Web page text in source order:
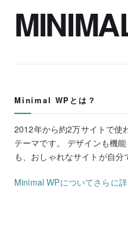
Minimal WPとは？
2012年から約2万サイトで使
テーマです。 デザインも機
も、おしゃれなサイトが自分
Minimal WPについてさらに